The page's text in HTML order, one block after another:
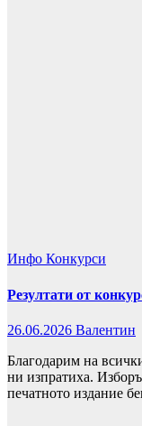
Инфо Конкурси
Резултати от
26.06.2026 Валентин
Благодарим на
ни изпратиха.
печатното издание